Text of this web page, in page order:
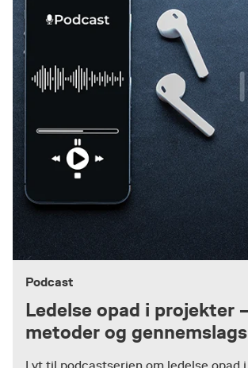
Podcast
Ledelse opad i projekter
metoder og